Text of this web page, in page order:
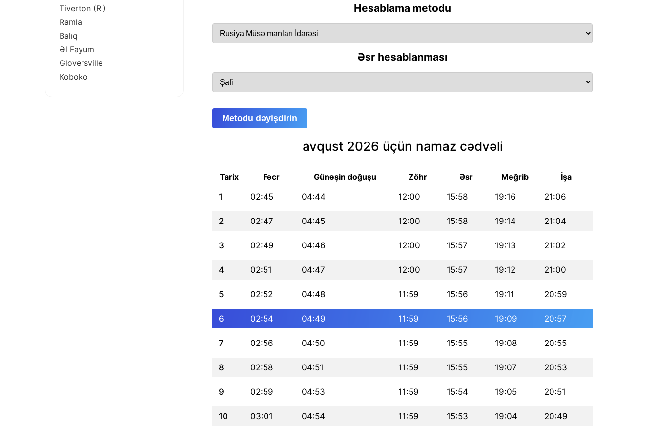
Hesablama metodu
Əsr hesablanması
Metodu dəyişdirin
avqust 2026 üçün namaz cədvəli
Tarix Fəcr Günəşin doğuşu Zöhr Əsr Məğrib İşa
1 02:45 04:44 12:00 15:58 19:16 21:06
2 02:47 04:45 12:00 15:58 19:14 21:04
3 02:49 04:46 12:00 15:57 19:13 21:02
4 02:51 04:47 12:00 15:57 19:12 21:00
5 02:52 04:48 11:59 15:56 19:11 20:59
6 02:54 04:49 11:59 15:56 19:09 20:57
7 02:56 04:50 11:59 15:55 19:08 20:55
8 02:58 04:51 11:59 15:55 19:07 20:53
9 02:59 04:53 11:59 15:54 19:05 20:51
10 03:01 04:54 11:59 15:53 19:04 20:49
Tiverton (RI)
Ramla
Balıq
Əl Fayum
Gloversville
Koboko